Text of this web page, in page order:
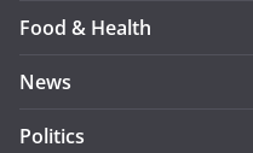
Food & Health
News
Politics